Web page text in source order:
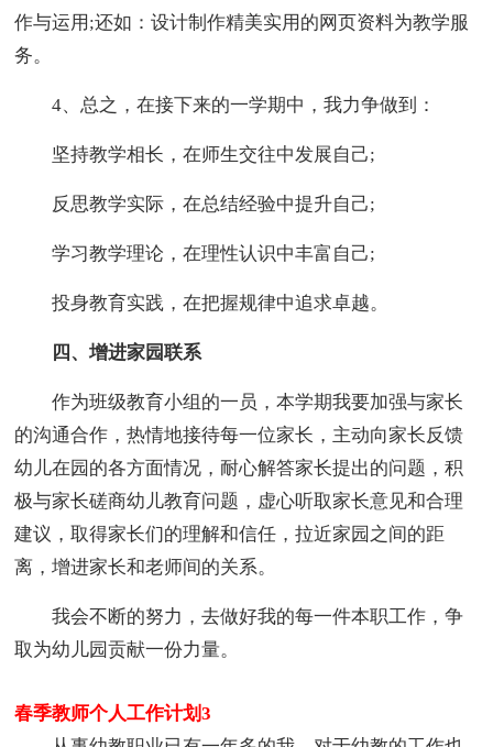
作与运用;还如：设计制作精美实用的网页资料为教学服
务。
4、总之，在接下来的一学期中，我力争做到：
坚持教学相长，在师生交往中发展自己;
反思教学实际，在总结经验中提升自己;
学习教学理论，在理性认识中丰富自己;
投身教育实践，在把握规律中追求卓越。
四、增进家园联系
作为班级教育小组的一员，本学期我要加强与家长
的沟通合作，热情地接待每一位家长，主动向家长反馈
幼儿在园的各方面情况，耐心解答家长提出的问题，积
极与家长磋商幼儿教育问题，虚心听取家长意见和合理
建议，取得家长们的理解和信任，拉近家园之间的距
离，增进家长和老师间的关系。
我会不断的努力，去做好我的每一件本职工作，争
取为幼儿园贡献一份力量。
春季教师个人工作计划3